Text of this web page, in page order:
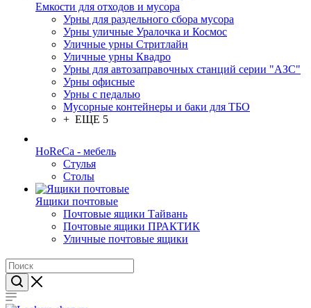
Емкости для отходов и мусора
Урны для раздельного сбора мусора
Урны уличные Уралочка и Космос
Уличные урны Стритлайн
Уличные урны Квадро
Урны для автозаправочных станций серии "АЗС"
Урны офисные
Урны с педалью
Мусорные контейнеры и баки для ТБО
+ ЕЩЕ 5
HoReCa - мебель
Стулья
Столы
Ящики почтовые
Почтовые ящики Тайвань
Почтовые ящики ПРАКТИК
Уличные почтовые ящики